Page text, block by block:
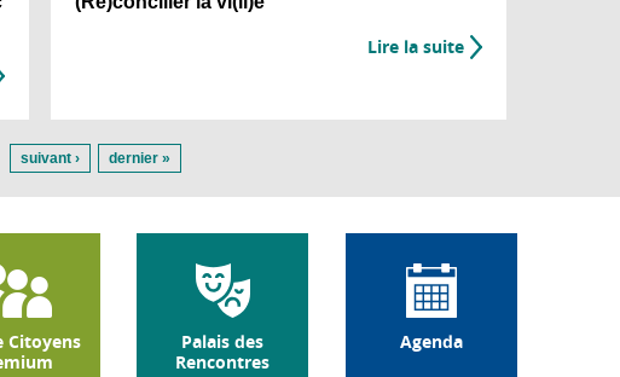
Lire la suite
suivant › dernier »
Citoyens
Palais des
Rencontres
Agenda